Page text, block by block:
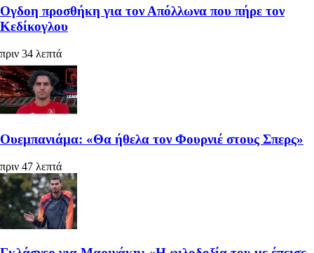
Ογδοη προσθήκη για τον Απόλλωνα που πήρε τον
Κεδίκογλου
πριν 34 λεπτά
Ουεμπανιάμα: «Θα ήθελα τον Φουρνιέ στους Σπερς»
πριν 47 λεπτά